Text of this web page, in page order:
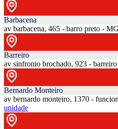
Barbacena
av barbacena, 465 - barro preto - MG
Barreiro
av sinfronio brochado, 923 -
Bernardo Monteiro
av bernardo monteiro, 1370 -
unidade